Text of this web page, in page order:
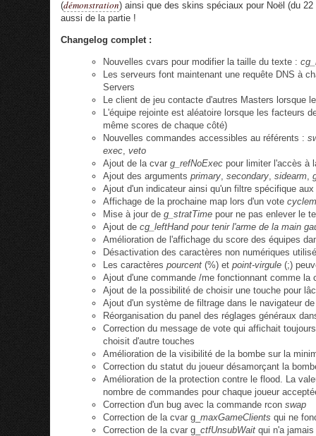
(démonstration) ainsi que des skins spéciaux pour Noël (du
aussi de la partie !
Changelog complet :
Nouvelles cvars pour modifier la taille du texte :
Les serveurs font maintenant une requête DNS à
Servers
Le client de jeu contacte d'autres Masters lorsque
L'équipe rejointe est aléatoire lorsque les facteurs
même scores de chaque côté)
Nouvelles commandes accessibles au référents :
exec, veto
Ajout de la cvar g_refNoExec pour limiter l'accès à
Ajout des arguments primary, secondary, sidearm,
Ajout d'un indicateur ainsi qu'un filtre spécifique
Affichage de la prochaine map lors d'un vote
Mise à jour de g_stratTime pour ne pas enlever le
Ajout de cg_leftHand pour tenir l'arme de la main
Amélioration de l'affichage du score des équipes
Désactivation des caractères non numériques
Les caractères pourcent (%) et point-virgule (;)
Ajout d'une commande /me fonctionnant comme la
Ajout de la possibilité de choisir une touche pour
Ajout d'un système de filtrage dans le navigateur
Réorganisation du panel des réglages généraux
Correction du message de vote qui affichait
choisit d'autre touches
Amélioration de la visibilité de la bombe sur la
Correction du statut du joueur désamorçant la
Amélioration de la protection contre le flood. La
nombre de commandes pour chaque joueur
Correction d'un bug avec la commande rcon swap
Correction de la cvar g_ maxGameClients qui ne
Correction de la cvar g_ ctfUnsubWait qui n'a